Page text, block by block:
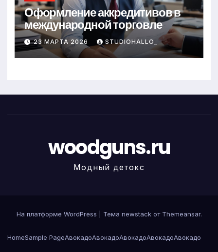
Оформление аккредитивов в
международной торговле
23 МАРТА 2026 STUDIOHALLO_
woodguns.ru
Модный детокс
На платформе WordPress Тема newstack от Themeansar.
HomeSample PageАвокадоАвокадоАвокадоАвокадоАвокадо